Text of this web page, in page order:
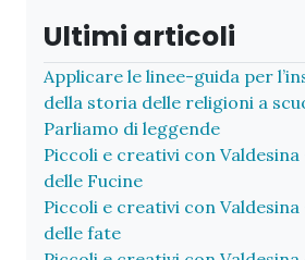
Ultimi articoli
Applicare le linee-guida per
della storia delle religioni a
Parliamo di leggende
Piccoli e creativi con
delle Fucine
Piccoli e creativi con
delle fate